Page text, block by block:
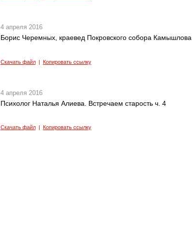
4 апреля 2016
Борис Черемных, краевед Покровского собора Камышлова
Скачать файл| Копировать ссылку
4 апреля 2016
Психолог Наталья Алиева. Встречаем старость ч. 4
Скачать файл| Копировать ссылку